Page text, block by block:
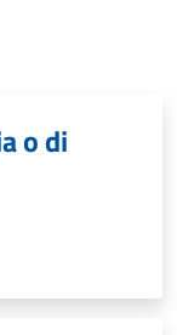
o di